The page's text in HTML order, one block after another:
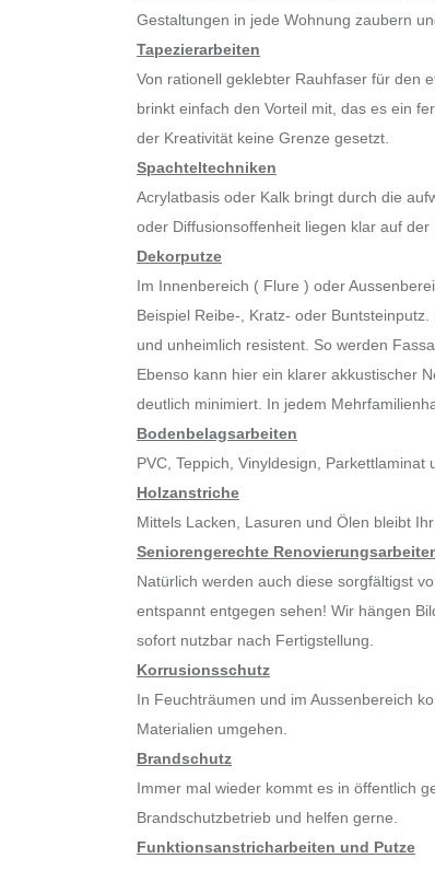
Gestaltungen in jede Wohnung zaubern
Tapezierarbeiten
Von rationell geklebter Rauhfaser für den
brinkt einfach den Vorteil mit, das es ein
der Kreativität keine Grenze gesetzt.
Spachteltechniken
Acrylatbasis oder Kalk bringt durch die
oder Diffusionsoffenheit liegen klar auf
Dekorputze
Im Innenbereich ( Flure ) oder
Beispiel Reibe-, Kratz- oder
und unheimlich resistent. So werden
Ebenso kann hier ein klarer akkustischer
deutlich minimiert. In jedem
Bodenbelagsarbeiten
PVC, Teppich, Vinyldesign,
Holzanstriche
Mittels Lacken, Lasuren und Ölen bleibt
Seniorengerechte
Natürlich werden auch diese sorgfältigst
entspannt entgegen sehen! Wir hängen
sofort nutzbar nach Fertigstellung.
Korrusionsschutz
In Feuchträumen und im Aussenbereich
Materialien umgehen.
Brandschutz
Immer mal wieder kommt es in öffentlich
Brandschutzbetrieb und helfen gerne.
Funktionsanstricharbeiten und Putze